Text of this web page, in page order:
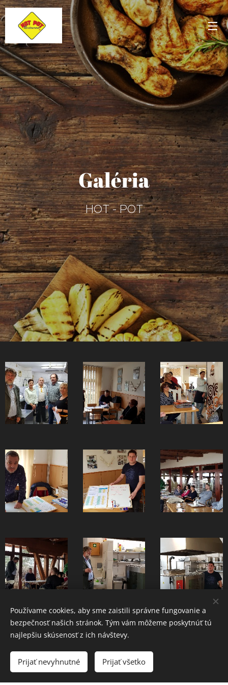
Galéria
HOT - POT
Vytvorte si webové stránky zdarma!
Používame cookies, aby sme zaistili správne fungovanie a
bezpečnosť našich stránok. Tým vám môžeme poskytnúť tú
najlepšiu skúsenosť z ich návštevy.
Prijať nevyhnutné Prijať všetko